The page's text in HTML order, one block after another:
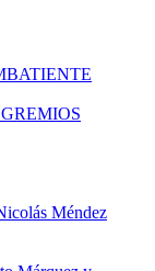
Méndez